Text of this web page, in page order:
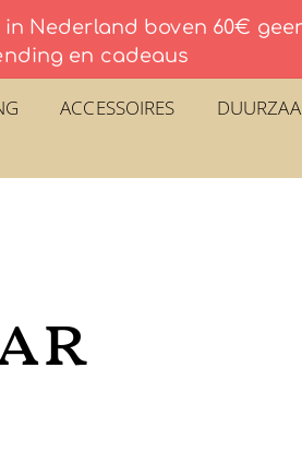
Nederland boven 60€
en cadeaus
ACCESSOIRES